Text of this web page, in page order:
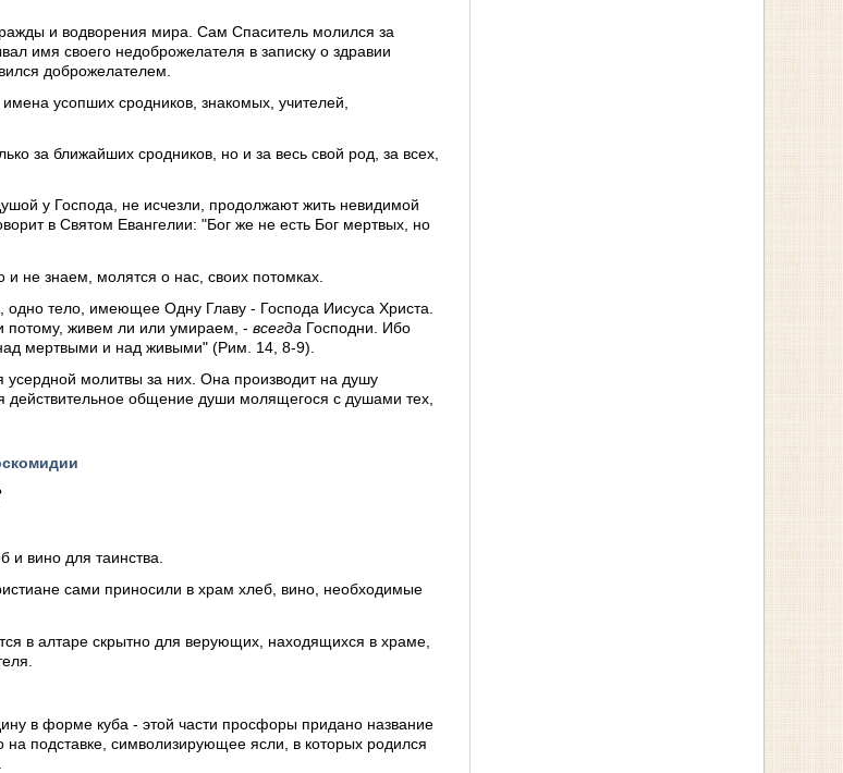
и водворения мира. Сам Спаситель молился за
имя своего недоброжелателя в записку о здравии
доброжелателем.
усопших сродников, знакомых, учителей,
за ближайших сродников, но и за весь свой род, за всех,
у Господа, не исчезли, продолжают жить невидимой
в Святом Евангелии: "Бог же не есть Бог мертвых, но
не знаем, молятся о нас, своих потомках.
тело, имеющее Одну Главу - Господа Иисуса Христа.
живем ли или умираем, - всегда Господни. Ибо
мертвыми и над живыми" (Рим. 14, 8-9).
молитвы за них. Она производит на душу
действительное общение души молящегося с душами тех,
и вино для таинства.
сами приносили в храм хлеб, вино, необходимые
в алтаре скрытно для верующих, находящихся в храме,
в форме куба - этой части просфоры придано название
подставке, символизирующее ясли, в которых родился